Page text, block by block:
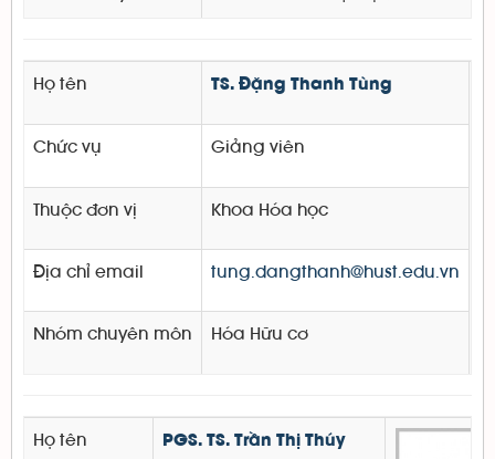
Họ tên TS. Đặng Thanh Tùng
Chức vụ Giảng viên
Thuộc đơn vị Khoa Hóa học
Địa chỉ email tung.dangthanh@hust.edu.vn
Nhóm chuyên môn Hóa Hữu cơ
Họ tên PGS. TS. Trần Thị Thúy